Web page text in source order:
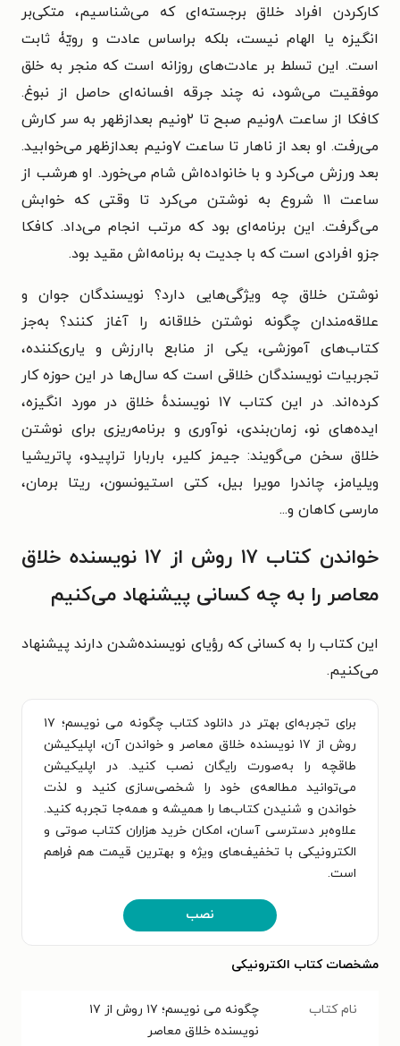
کارکردن افراد خلاق برجسته‌‏ای که می‏‌شناسیم، متکی‌بر
انگیزه یا الهام نیست، بلکه براساس عادت و رویّۀ ثابت
است. این تسلط بر عادت‌‏های روزانه است که منجر به خلق
موفقیت می‏‌شود، نه چند جرقه افسانه‌ای حاصل از نبوغ.
کافکا از ساعت ۸ونیم صبح تا ۲ونیم بعدازظهر به سر کارش
می‏‌رفت. او بعد از ناهار تا ساعت ۷ونیم بعدازظهر می‏‌خوابید.
بعد ورزش می‌‏کرد و با خانواده‌‏اش شام می‌خورد. او هرشب از
ساعت ۱۱ شروع به نوشتن می‌‏کرد تا وقتی‌ که خوابش
می‏‌گرفت. این برنامه‌‏ای بود که مرتب انجام می‏‌داد. کافکا
جزو افرادی است که با جدیت به برنامه‌‏اش مقید بود.
نوشتن خلاق چه ویژگی‌‏هایی دارد؟ نویسندگان جوان و
علاقه‏‌مندان چگونه نوشتن خلاقانه را آغاز کنند؟ به‏‌جز
کتاب‏‌های آموزشی، یکی از منابع باارزش و یاری‏‌کننده،
تجربیات نویسندگان خلاقی است که سال‌‏ها در این حوزه کار
کرده‌‏اند. در این کتاب ۱۷ نویسندهٔ خلاق در مورد انگیزه،
ایده‌‏های نو، زمان‏‌بندی، نوآوری و برنامه‌‏ریزی برای نوشتن
خلاق سخن می‏‌گویند: جیمز کلیر، باربارا تراپيدو، پاتریشیا
ویلیامز، چاندرا مویرا بیل، کتی استیونسون، ریتا برمان،
مارسى كاهان و...
خواندن کتاب ۱۷ روش از ۱۷ نویسنده خلاق
معاصر را به چه کسانی پیشنهاد می‌کنیم
این کتاب را به کسانی که رؤیای نویسنده‌شدن دارند پیشنهاد
می‌کنیم.
برای تجربه‌ای بهتر در دانلود کتاب چگونه می نویسم؛ ۱۷
روش از ۱۷ نویسنده خلاق معاصر و خواندن آن، اپلیکیشن
طاقچه را به‌صورت رایگان نصب کنید. در اپلیکیشن
می‌توانید مطالعه‌ی خود را شخصی‌سازی کنید و لذت
خواندن و شنیدن کتاب‌ها را همیشه و همه‌جا تجربه کنید.
علاوه‌بر دسترسی آسان، امکان خرید هزاران کتاب صوتی و
الکترونیکی با تخفیف‌های ویژه و بهترین قیمت هم فراهم
است.
نصب
مشخصات کتاب الکترونیکی
نام کتاب
چگونه می نویسم؛ ۱۷ روش از ۱۷
نویسنده خلاق معاصر